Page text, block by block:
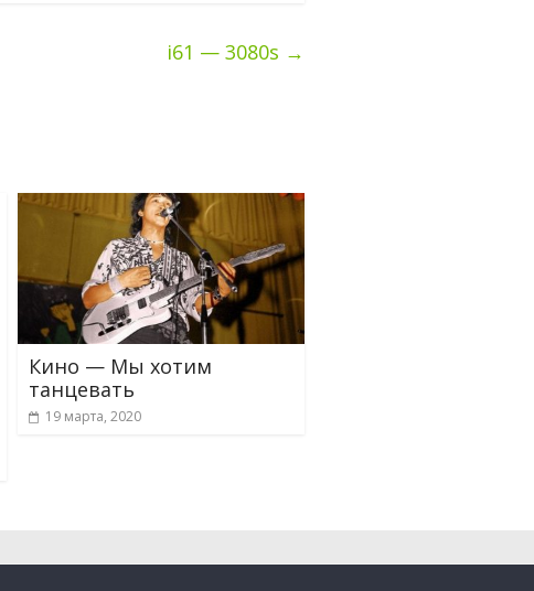
i61 — 3080s →
Кино — Мы хотим
танцевать
19 марта, 2020